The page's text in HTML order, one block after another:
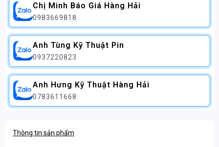
Chị Minh Báo Giá Hàng Hải
0983669818
Anh Tùng Kỹ Thuật Pin
0937220823
Anh Hưng Kỹ Thuật Hàng Hải
0783611668
Thông tin sản phẩm